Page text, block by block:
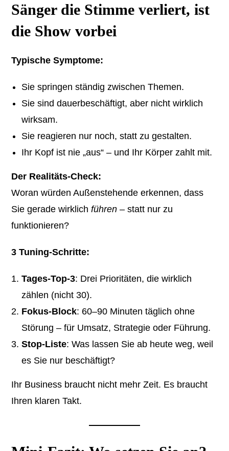
Sänger die Stimme verliert, ist
die Show vorbei
Typische Symptome:
Sie springen ständig zwischen Themen.
Sie sind dauerbeschäftigt, aber nicht wirklich
wirksam.
Sie reagieren nur noch, statt zu gestalten.
Ihr Kopf ist nie „aus“ – und Ihr Körper zahlt mit.
Der Realitäts-Check:
Woran würden Außenstehende erkennen, dass
Sie gerade wirklichführen – statt nur zu
funktionieren?
3 Tuning-Schritte:
Tages-Top-3: Drei Prioritäten, die wirklich
zählen (nicht 30).
Fokus-Block: 60–90 Minuten täglich ohne
Störung – für Umsatz, Strategie oder Führung.
Stop-Liste: Was lassen Sie ab heute weg, weil
es Sie nur beschäftigt?
Ihr Business braucht nicht mehr Zeit. Es braucht
Ihren klaren Takt.